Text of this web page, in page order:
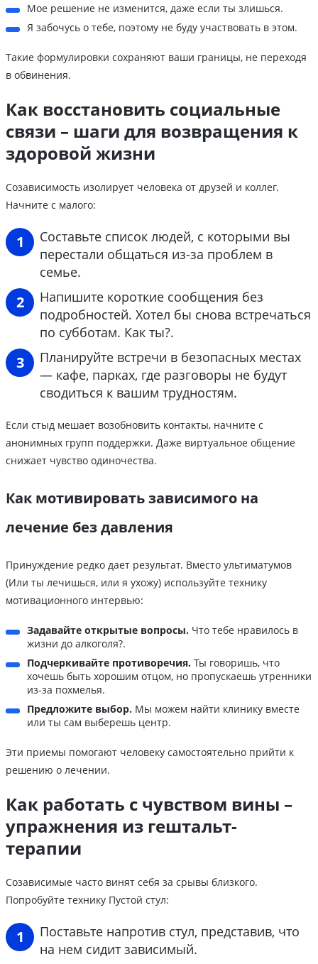
Мое решение не изменится, даже если ты злишься.
Я забочусь о тебе, поэтому не буду участвовать в этом.
Такие формулировки сохраняют ваши границы, не переходя
в обвинения.
Как восстановить социальные
связи – шаги для возвращения к
здоровой жизни
Созависимость изолирует человека от друзей и коллег.
Начните с малого:
Составьте список людей, с которыми вы
перестали общаться из-за проблем в
семье.
Напишите короткие сообщения без
подробностей. Хотел бы снова встречаться
по субботам. Как ты?.
Планируйте встречи в безопасных местах
— кафе, парках, где разговоры не будут
сводиться к вашим трудностям.
Если стыд мешает возобновить контакты, начните с
анонимных групп поддержки. Даже виртуальное общение
снижает чувство одиночества.
Как мотивировать зависимого на
лечение без давления
Принуждение редко дает результат. Вместо ультиматумов
(Или ты лечишься, или я ухожу) используйте технику
мотивационного интервью:
Задавайте открытые вопросы. Что тебе нравилось в
жизни до алкоголя?.
Подчеркивайте противоречия. Ты говоришь, что
хочешь быть хорошим отцом, но пропускаешь утренники
из-за похмелья.
Предложите выбор. Мы можем найти клинику вместе
или ты сам выберешь центр.
Эти приемы помогают человеку самостоятельно прийти к
решению о лечении.
Как работать с чувством вины –
упражнения из гештальт-
терапии
Созависимые часто винят себя за срывы близкого.
Попробуйте технику Пустой стул:
Поставьте напротив стул, представив, что
на нем сидит зависимый.